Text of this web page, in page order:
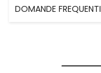
DOMANDE FREQUENTI